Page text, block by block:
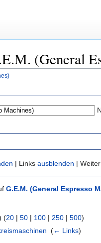
(General
| Links ausblenden |
G.E.M. (General Espresso
(20 | 50 | 100 | 250 | 500)
‎(← Links)